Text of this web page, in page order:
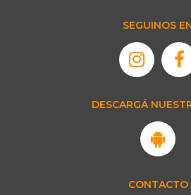
SEGUINOS
DESCARGÁ
CONTACTO